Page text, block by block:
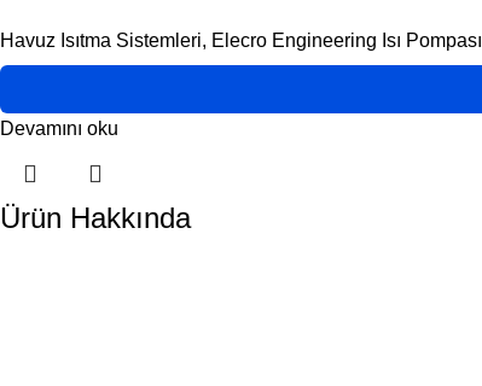
Havuz Isıtma Sistemleri, Elecro Engineering Isı Pompası
Devamını oku
Ürün Hakkında